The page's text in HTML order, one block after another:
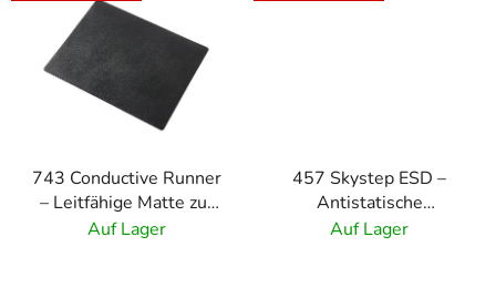
743 Conductive Runner
– Leitfähige Matte zur
schnellen Entfernung
Auf Lager
457 Skystep ESD –
Antistatische
Gummimatte mit
Auf Lager